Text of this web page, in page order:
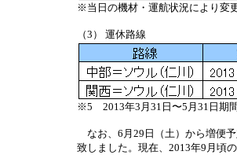
※当日の機材・運航状況により変
（3） 運休路線
※5 2013年3月31日〜5月31日期
なお、6月29日（土）から増便
致しました。現在、2013年9月頃